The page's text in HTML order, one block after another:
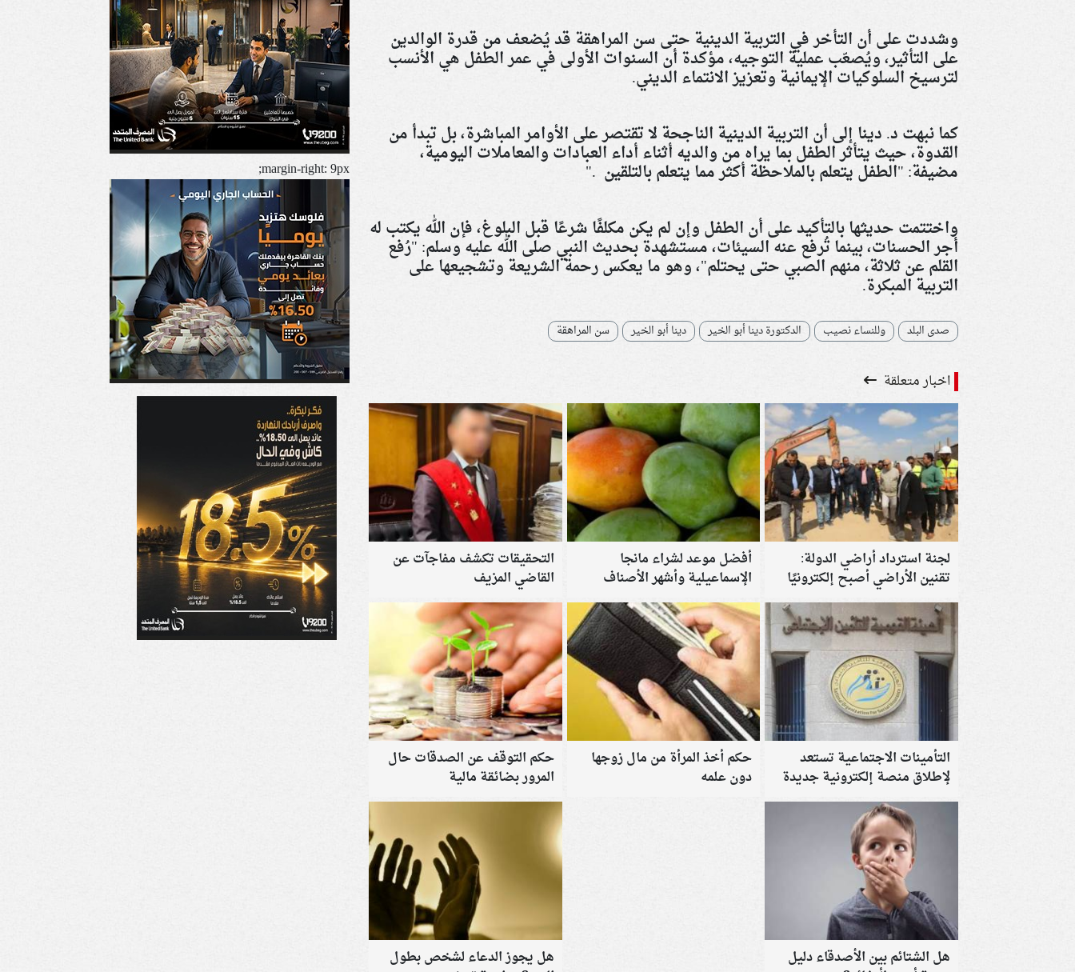
وشددت على أن التأخر في التربية الدينية حتى سن المراهقة قد يُضعف من قدرة الوالدين
على التأثير، ويُصعّب عملية التوجيه، مؤكدة أن السنوات الأولى في عمر الطفل هي الأنسب
لترسيخ السلوكيات الإيمانية وتعزيز الانتماء الديني.
كما نبهت د. دينا إلى أن التربية الدينية الناجحة لا تقتصر على الأوامر المباشرة، بل تبدأ من
القدوة، حيث يتأثر الطفل بما يراه من والديه أثناء أداء العبادات والمعاملات اليومية،
مضيفة: "الطفل يتعلم بالملاحظة أكثر مما يتعلم بالتلقين ".
واختتمت حديثها بالتأكيد على أن الطفل وإن لم يكن مكلفًا شرعًا قبل البلوغ، فإن الله يكتب له
أجر الحسنات، بينما تُرفع عنه السيئات، مستشهدة بحديث النبي صلى الله عليه وسلم: "رُفع
القلم عن ثلاثة، منهم الصبي حتى يحتلم"، وهو ما يعكس رحمة الشريعة وتشجيعها على
التربية المبكرة.
صدى البلد وللنساء نصيب الدكتورة دينا أبو الخير دينا أبو الخير سن المراهقة
اخبار متعلقة
لجنة استرداد أراضي الدولة:
تقنين الأراضي أصبح إلكترونيًا
بالكامل.. وهذه خطوات التقديم
أفضل موعد لشراء مانجا
الإسماعيلية وأشهر الأصناف
التحقيقات تكشف مفاجآت عن
القاضي المزيف
التأمينات الاجتماعية تستعد
لإطلاق منصة إلكترونية جديدة
حكم أخذ المرأة من مال زوجها
دون علمه
حكم التوقف عن الصدقات حال
المرور بضائقة مالية
هل الشتائم بين الأصدقاء دليل
هل يجوز الدعاء لشخص بطول
margin-right: 9px;